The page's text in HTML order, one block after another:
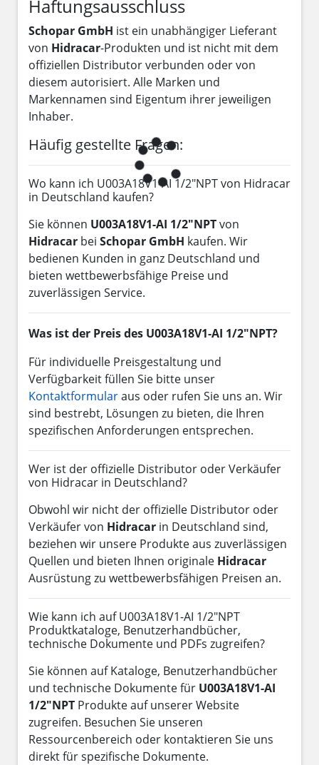
Haftungsausschluss
Schopar GmbH ist ein unabhängiger Lieferant
von Hidracar-Produkten und ist nicht mit dem
offiziellen Distributor verbunden oder von
diesem autorisiert. Alle Marken und
Markennamen sind Eigentum ihrer jeweiligen
Inhaber.
Häufig gestellte Fragen:
Wo kann ich U003A18V1-AI 1/2"NPT von Hidracar
in Deutschland kaufen?
Sie können U003A18V1-AI 1/2"NPTvon
Hidracar bei Schopar GmbH kaufen. Wir
bedienen Kunden in ganz Deutschland und
bieten wettbewerbsfähige Preise und
zuverlässigen Service.
Was ist der Preis des U003A18V1-AI 1/2"NPT?
Für individuelle Preisgestaltung und
Verfügbarkeit füllen Sie bitte unser
Kontaktformularaus oder rufen Sie uns an. Wir
sind bestrebt, Lösungen zu bieten, die Ihren
spezifischen Anforderungen entsprechen.
Wer ist der offizielle Distributor oder Verkäufer
von Hidracar in Deutschland?
Obwohl wir nicht der offizielle Distributor oder
Verkäufer von Hidracar in Deutschland sind,
beziehen wir unsere Produkte aus zuverlässigen
Quellen und bieten Ihnen originale Hidracar
Ausrüstung zu wettbewerbsfähigen Preisen an.
Wie kann ich auf U003A18V1-AI 1/2"NPT
Produktkataloge, Benutzerhandbücher,
technische Dokumente und PDFs zugreifen?
Sie können auf Kataloge, Benutzerhandbücher
und technische Dokumente für U003A18V1-AI
1/2"NPT Produkte auf unserer Website
zugreifen. Besuchen Sie unseren
Ressourcenbereich oder kontaktieren Sie uns
direkt für spezifische Dokumente.